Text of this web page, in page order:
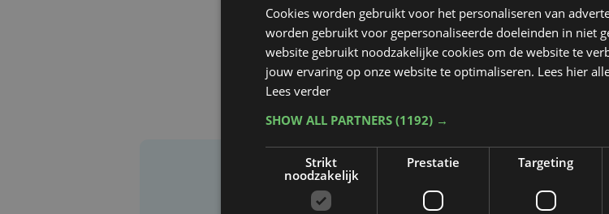
Taalfout
Cookies worden gebruikt voor het personaliseren van
worden gebruikt voor gepersonaliseerde doeleinden in niet
website gebruikt noodzakelijke cookies om de website te
jouw ervaring op onze website te optimaliseren. Lees hier
Lees verder
SHOW ALL PARTNERS (1192) →
Strikt
noodzakelijk
Prestatie Targeting